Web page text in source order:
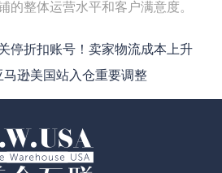
的整体运营水平和客户满意度。
停折扣账号！卖家物流成本上升
马逊美国站入仓重要调整